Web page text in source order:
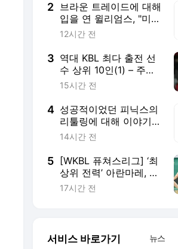
2 브라운 트레이드에 대해
입을 연 윌리엄스, "미디
어가 이야기를 만든다"
12시간 전
3 역대 KBL 최다 출전 선
수 상위 10인(1) – 주희
정/함지훈/이정현/김주
15시간 전
4 성공적이었던 피닉스의
리툴링에 대해 이야기한
부커, "새 생명을 불어넣
14시간 전
5
[WKBL 퓨쳐스리그] ‘최
상위 전력’ 아란마레, 삼
성생명 또한 압도 … 우
17시간 전
서비스 바로가기 뉴스